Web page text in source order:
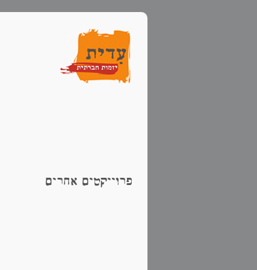
פרוייקטים אחרים